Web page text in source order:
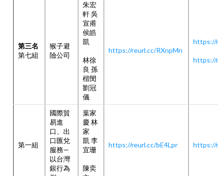
第三名
第七組
猴子避
險公司
朱宏
軒 吳
宣甫
侯皓
凱
林徐
良 孫
楷閔
劉冠
儀
https://reurl.cc/RXnpMn
https://
https://
第一組
國際貿
易進
口、出
口匯兌
服務—
以台灣
銀行為
葉家
慶 林
家
凱 李
宜珊
陳奕
https://reurl.cc/bE4Lpr https://